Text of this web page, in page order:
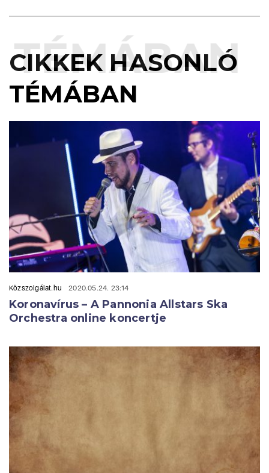
CIKKEK HASONLÓ
TÉMÁBAN
Közszolgálat.hu 2020.05.24. 23:14
Koronavírus – A Pannonia Allstars Ska
Orchestra online koncertje